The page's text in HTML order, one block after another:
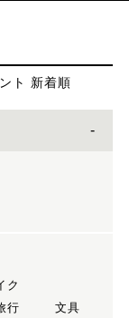
ト 新着順
ク
行
文具